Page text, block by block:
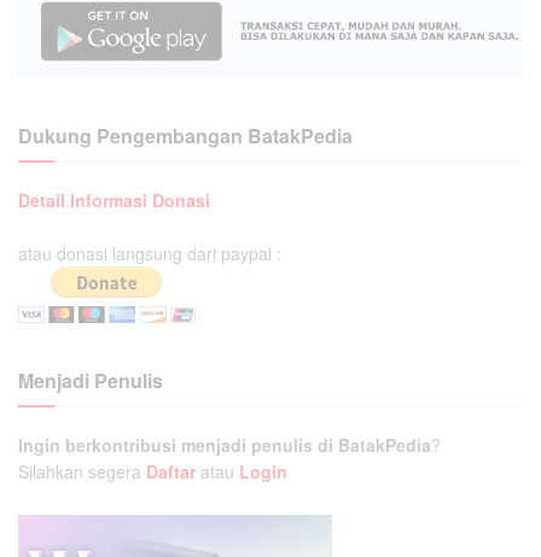
Dukung Pengembangan BatakPedia
Detail Informasi Donasi
atau donasi langsung dari paypal :
Menjadi Penulis
Ingin berkontribusi menjadi penulis di BatakPedia?
Silahkan segera Daftar atau Login